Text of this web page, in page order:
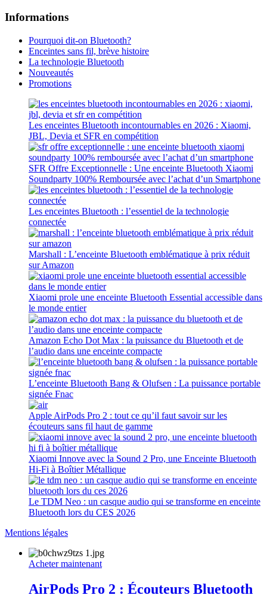
Informations
Pourquoi dit-on Bluetooth?
Enceintes sans fil, brève histoire
La technologie Bluetooth
Nouveautés
Promotions
Les enceintes Bluetooth incontournables en 2026 : Xiaomi,
JBL, Devia et SFR en compétition
SFR Offre Exceptionnelle : Une enceinte Bluetooth Xiaomi
Soundparty 100% Remboursée avec l’achat d’un Smartphone
Les enceintes Bluetooth : l’essentiel de la technologie
connectée
Marshall : L’enceinte Bluetooth emblématique à prix réduit
sur Amazon
Xiaomi prole une enceinte Bluetooth Essential accessible dans
le monde entier
Amazon Echo Dot Max : la puissance du Bluetooth et de
l’audio dans une enceinte compacte
L’enceinte Bluetooth Bang & Olufsen : La puissance portable
signée Fnac
Apple AirPods Pro 2 : tout ce qu’il faut savoir sur les
écouteurs sans fil haut de gamme
Xiaomi Innove avec la Sound 2 Pro, une Enceinte Bluetooth
Hi-Fi à Boîtier Métallique
Le TDM Neo : un casque audio qui se transforme en enceinte
Bluetooth lors du CES 2026
Mentions légales
Acheter maintenant
AirPods Pro 2 : Écouteurs Bluetooth